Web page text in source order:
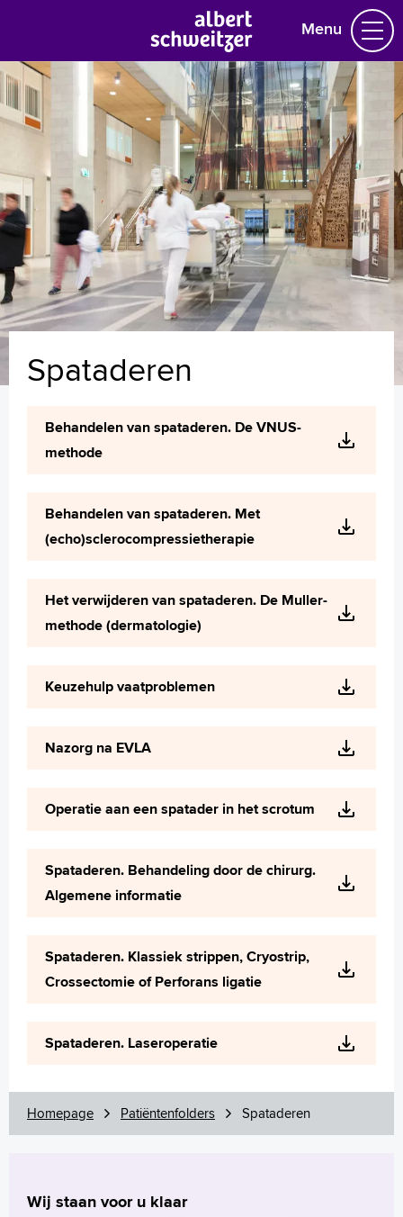
Menu
Homepage
Praktische informatie
Specialismen
Werken en leren
Medewerkers
Contact
MijnASz
Verwijzers
Zoeken
Polski
Türkçe
Spataderen
Behandelen van spataderen. De VNUS-
methode
Behandelen van spataderen. Met
(echo)sclerocompressietherapie
Het verwijderen van spataderen. De Muller-
methode (dermatologie)
Keuzehulp vaatproblemen
Nazorg na EVLA
Operatie aan een spatader in het scrotum
Spataderen. Behandeling door de chirurg.
Algemene informatie
Spataderen. Klassiek strippen, Cryostrip,
Crossectomie of Perforans ligatie
Spataderen. Laseroperatie
Homepage Patiëntenfolders Spataderen
Wij staan voor u klaar